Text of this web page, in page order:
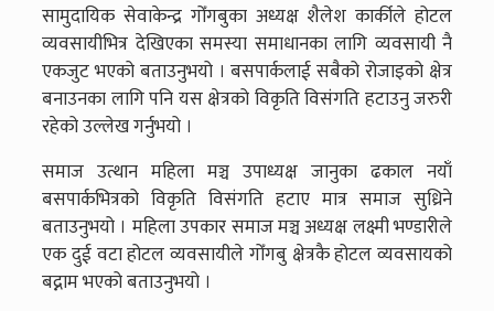
सामुदायिक सेवाकेन्द्र गोँगबुका अध्यक्ष शैलेश कार्कीले होटल
व्यवसायीभित्र देखिएका समस्या समाधानका लागि व्यवसायी नै
एकजुट भएको बताउनुभयो । बसपार्कलाई सबैको रोजाइको क्षेत्र
बनाउनका लागि पनि यस क्षेत्रको विकृति विसंगति हटाउनु जरुरी
रहेको उल्लेख गर्नुभयो ।
समाज उत्थान महिला मञ्च उपाध्यक्ष जानुका ढकाल नयाँ
बसपार्कभित्रको विकृति विसंगति हटाए मात्र समाज सुध्रिने
बताउनुभयो । महिला उपकार समाज मञ्च अध्यक्ष लक्ष्मी भण्डारीले
एक दुई वटा होटल व्यवसायीले गोँगबु क्षेत्रकै होटल व्यवसायको
बद्नाम भएको बताउनुभयो ।